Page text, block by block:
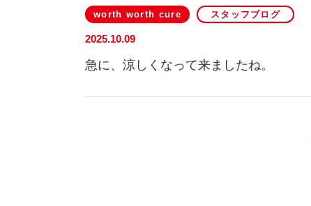
worth worth cure スタッフブログ
2025.10.09
急に、涼しくなって来ましたね。